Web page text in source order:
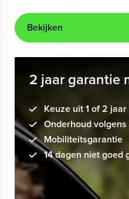
Bekijken
2 jaar garantie
Keuze uit 1 of 2
Onderhoud
Mobiliteitsgarantie
14 dagen niet goed